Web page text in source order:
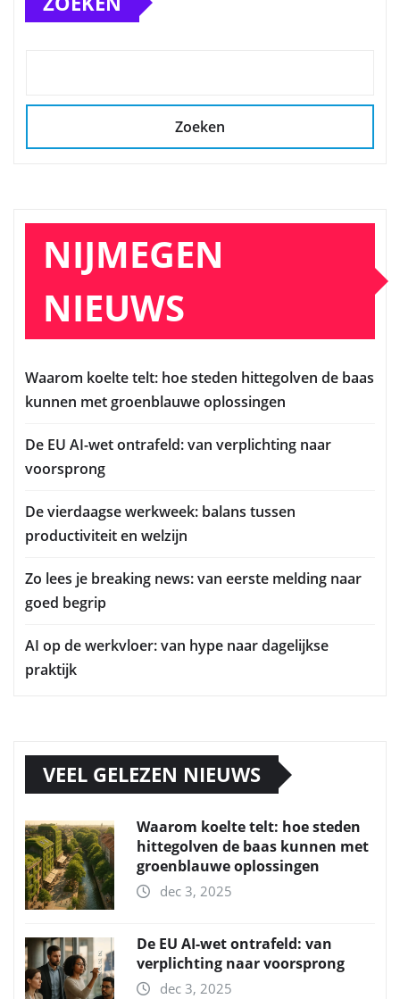
Zoeken
NIJMEGEN
NIEUWS
Waarom koelte telt: hoe steden hittegolven de baas
kunnen met groenblauwe oplossingen
De EU AI-wet ontrafeld: van verplichting naar
voorsprong
De vierdaagse werkweek: balans tussen
productiviteit en welzijn
Zo lees je breaking news: van eerste melding naar
goed begrip
AI op de werkvloer: van hype naar dagelijkse
praktijk
VEEL GELEZEN NIEUWS
Waarom koelte telt: hoe steden
hittegolven de baas kunnen met
groenblauwe oplossingen
dec 3, 2025
De EU AI-wet ontrafeld: van
verplichting naar voorsprong
dec 3, 2025